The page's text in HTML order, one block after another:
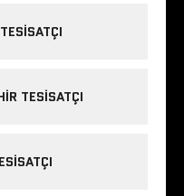
TESISATÇI